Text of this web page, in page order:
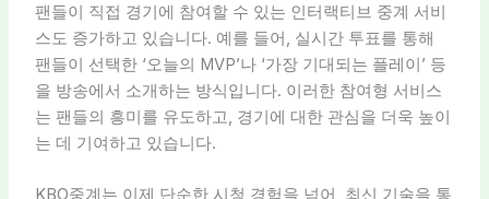
팬들이 직접 경기에 참여할 수 있는 인터랙티브 중계 서비
스도 증가하고 있습니다. 예를 들어, 실시간 투표를 통해
팬들이 선택한 ‘오늘의 MVP’나 ‘가장 기대되는 플레이’ 등
을 방송에서 소개하는 방식입니다. 이러한 참여형 서비스
는 팬들의 흥미를 유도하고, 경기에 대한 관심을 더욱 높이
는 데 기여하고 있습니다.
KBO중계는 이제 단순한 시청 경험을 넘어, 최신 기술을 통